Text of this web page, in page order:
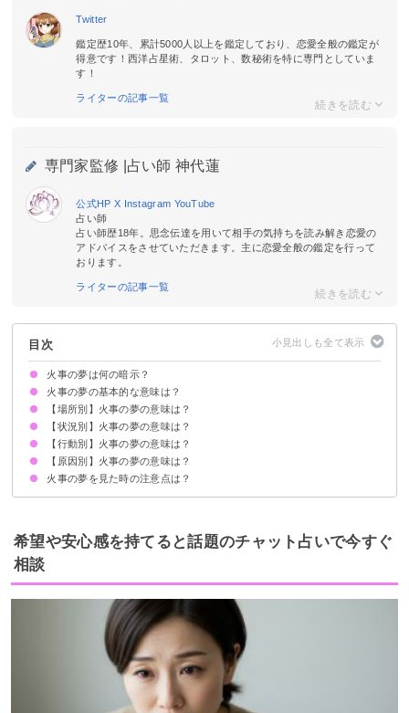
Twitter
鑑定歴10年、累計5000人以上を鑑定しており、恋愛全般の鑑定が
得意です！西洋占星術、タロット、数秘術を特に専門としていま
す！
ライターの記事一覧
専門家監修 | 占い師 神代蓮
公式HP X Instagram YouTube
占い師
占い師歴18年。思念伝達を用いて相手の気持ちを読み解き恋愛の
アドバイスをさせていただきます。主に恋愛全般の鑑定を行って
おります。
ライターの記事一覧
目次
火事の夢は何の暗示？
火事の夢の基本的な意味は？
運気が上昇する暗示
状況によって意味が決まる
【場所別】火事の夢の意味は？
知らない場所が火事になる夢【警告夢】
自宅が火事になる夢【吉夢】
実家が火事になる夢【吉夢】
近所が火事になる夢【吉夢】
山火事になる夢【吉夢】
マンションが火事になる夢【吉夢】
学校が火事になる夢【願望夢】
職場が火事になる夢【吉夢】
工場が火事になる夢【願望夢】
台所が火事になる夢【吉夢】
車が火事になる夢【凶夢】
お店が火事になる夢【凶夢】
神社が火事になる夢【吉夢】
好きな人の家が火事になる夢【吉夢】
駅やバス停が火事になっている夢【願望夢】
【状況別】火事の夢の意味は？
火事を消しても消えない夢【凶夢】
火事で人が燃える夢【吉夢】
火事で人が死ぬ夢【吉夢】
火事から逃げる夢【凶夢】
火事でやけどをする夢【吉夢】
火事の煙だけが見える夢【凶夢】
火事で臭いと感じた夢【凶夢】
火事を他者が消火している夢【警告夢】
火事から救出してもらう夢【吉夢】
火事で爆発が起こる夢【吉夢】
家族が火事で死ぬ夢【吉夢】
【行動別】火事の夢の意味は？
火事が起きてボヤを消す夢【吉夢】
火事を自分が起こす夢【願望夢】
火事で人を助ける夢【吉夢】
火事で犬や猫を助ける夢【吉夢】
火事で焼けた跡を見る夢【凶夢】
火事を呆然と見ている夢【警告夢】
火事を見つけて消防署に通報する夢【願望夢】
火事のニュースを見ている夢【吉夢】
火事の熱さに苦しむ夢【警告夢】
【原因別】火事の夢の意味は？
爆発で火事になる夢【吉夢】
雷で火事になる夢【吉夢】
地震で火事になる夢【吉夢】
誰かに放火される夢【吉夢】
自分で放火する夢【凶夢】
火事の夢を見た時の注意点は？
積極的にやりたいことに取り組む
吉夢なら話さず警告夢や凶夢は人に話す
希望や安心感を持てると話題のチャット占いで今すぐ
相談